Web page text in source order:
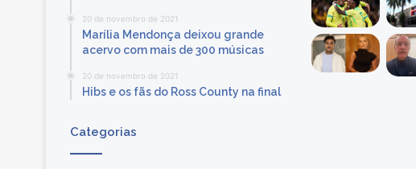
c
o
m
o
t
u
20 de novembro de 2021
Marília Mendonça deixou grande
acervo com mais de 300 músicas
20 de novembro de 2021
Hibs e os fãs do Ross County na final
Categorias